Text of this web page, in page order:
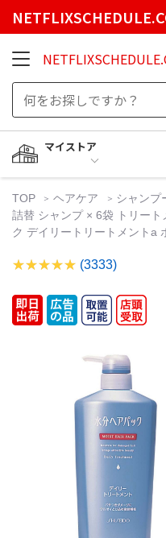
マイストア
TOP ヘアケア シャンプ
詰替 シャンプ × 6袋 トリー
ク デイリートリートメントa
(3333)